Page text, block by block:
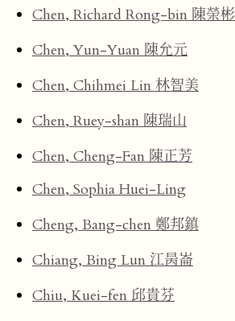
Chen, Richard Rong-bin 陳榮彬
Chen, Yun-Yuan 陳允元
Chen, Chihmei Lin 林智美
Chen, Ruey-shan 陳瑞山
Chen, Cheng-Fan 陳正芳
Chen, Sophia Huei-Ling
Cheng, Bang-chen 鄭邦鎮
Chiang, Bing Lun 江昺崙
Chiu, Kuei-fen 邱貴芬